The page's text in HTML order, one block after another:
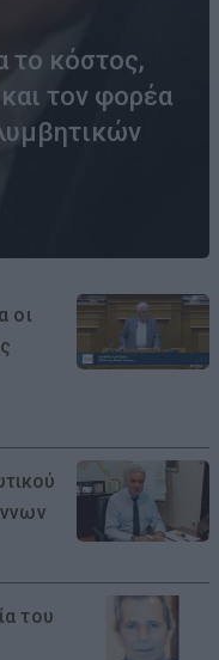
το κόστος,
τον φορέα
οι
του